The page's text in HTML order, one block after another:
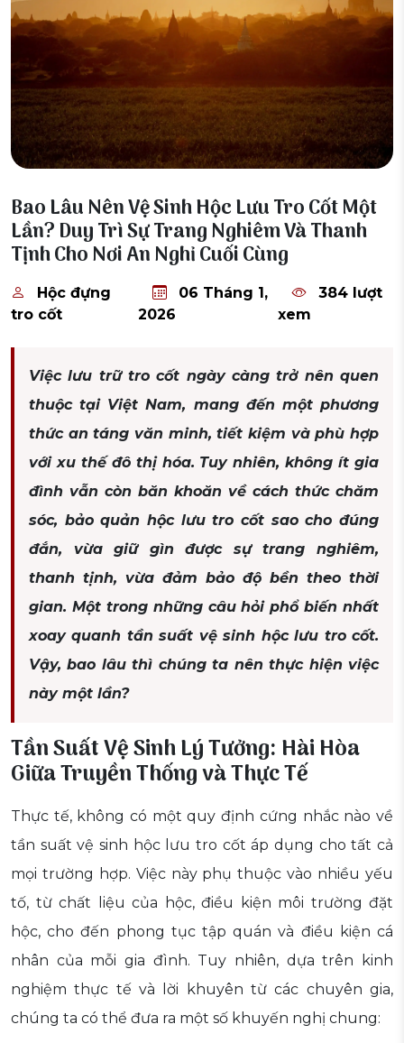
Bao Lâu Nên Vệ Sinh Hộc Lưu Tro Cốt Một
Lần? Duy Trì Sự Trang Nghiêm Và Thanh
Tịnh Cho Nơi An Nghỉ Cuối Cùng
Hộc đựng
tro cốt
06 Tháng 1,
2026
384 lượt
xem
Việc lưu trữ tro cốt ngày càng trở nên quen
thuộc tại Việt Nam, mang đến một phương
thức an táng văn minh, tiết kiệm và phù hợp
với xu thế đô thị hóa. Tuy nhiên, không ít gia
đình vẫn còn băn khoăn về cách thức chăm
sóc, bảo quản hộc lưu tro cốt sao cho đúng
đắn, vừa giữ gìn được sự trang nghiêm,
thanh tịnh, vừa đảm bảo độ bền theo thời
gian. Một trong những câu hỏi phổ biến nhất
xoay quanh tần suất vệ sinh hộc lưu tro cốt.
Vậy, bao lâu thì chúng ta nên thực hiện việc
này một lần?
Tần Suất Vệ Sinh Lý Tưởng: Hài Hòa
Giữa Truyền Thống và Thực Tế
Thực tế, không có một quy định cứng nhắc nào về
tần suất vệ sinh hộc lưu tro cốt áp dụng cho tất cả
mọi trường hợp. Việc này phụ thuộc vào nhiều yếu
tố, từ chất liệu của hộc, điều kiện môi trường đặt
hộc, cho đến phong tục tập quán và điều kiện cá
nhân của mỗi gia đình. Tuy nhiên, dựa trên kinh
nghiệm thực tế và lời khuyên từ các chuyên gia,
chúng ta có thể đưa ra một số khuyến nghị chung: